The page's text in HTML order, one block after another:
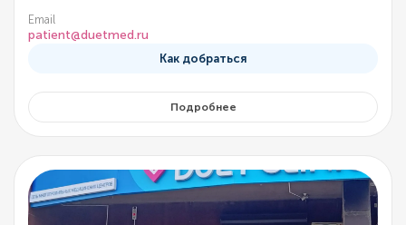
Email
patient@duetmed.ru
Как добраться
Подробнее